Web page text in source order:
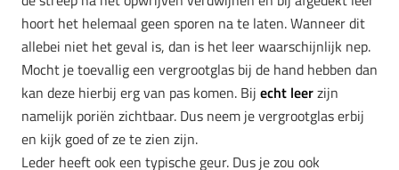
hoort het helemaal geen sporen na te laten. Wanneer dit
allebei niet het geval is, dan is het leer waarschijnlijk nep.
Mocht je toevallig een vergrootglas bij de hand hebben dan
kan deze hierbij erg van pas komen. Bij echt leerzijn
namelijk poriën zichtbaar. Dus neem je vergrootglas erbij
en kijk goed of ze te zien zijn.
Leder heeft ook een typische geur. Dus je zou ook